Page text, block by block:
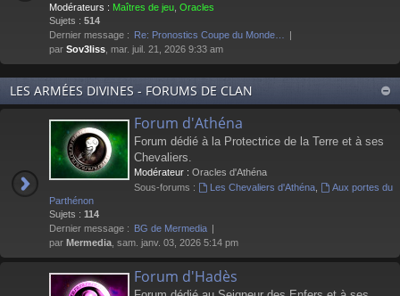
Modérateurs : Maîtres de jeu Oracles
Sujets : 514
Dernier message : Re: Pronostics Coupe du Monde…
par Sov3liss , mar. juil. 21, 2026 9:33 am
LES ARMÉES DIVINES - FORUMS DE CLAN
Forum d'Athéna
Forum dédié à la Protectrice de la Terre et à ses
Chevaliers.
Modérateur : Oracles d'Athéna
Sous-forums :
Les Chevaliers d'Athéna,
Aux portes du
Parthénon
Sujets : 114
Dernier message : BG de Mermedia
par Mermedia , sam. janv. 03, 2026 5:14 pm
Forum d'Hadès